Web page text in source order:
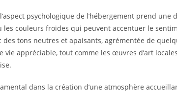
psychologique de l’hébergement prend
couleurs froides qui peuvent accentuer le
tons neutres et apaisants, agrémentée de
vie appréciable, tout comme les œuvres d’art
dans la création d’une atmosphère